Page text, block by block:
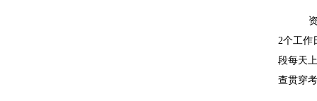
2个工作
段每天
查贯穿